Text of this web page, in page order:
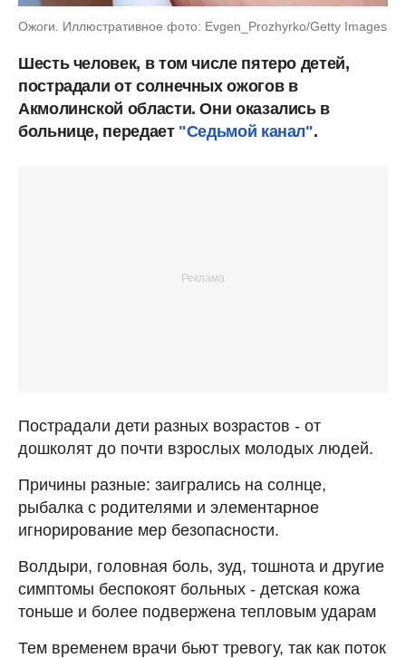
Ожоги. Иллюстративное фото: Evgen_Prozhyrko/Getty Images
Шесть человек, в том числе пятеро детей,
пострадали от солнечных ожогов в
Акмолинской области. Они оказались в
больнице, передает "Седьмой канал".
Пострадали дети разных возрастов - от
дошколят до почти взрослых молодых людей.
Причины разные: заигрались на солнце,
рыбалка с родителями и элементарное
игнорирование мер безопасности.
Волдыри, головная боль, зуд, тошнота и другие
симптомы беспокоят больных - детская кожа
тоньше и более подвержена тепловым ударам
Тем временем врачи бьют тревогу, так как поток